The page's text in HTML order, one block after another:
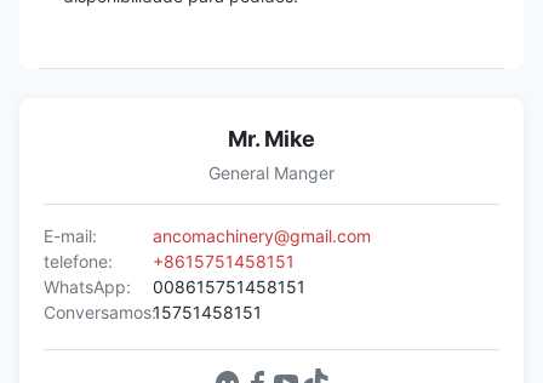
Mr. Mike
General Manger
E-mail:
ancomachinery@gmail.com
telefone:
+8615751458151
WhatsApp:
008615751458151
Conversamos:15751458151